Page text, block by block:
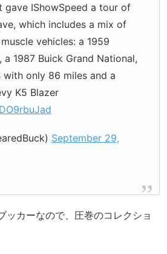
gave IShowSpeed a tour of
which includes a mix of
vehicles: a 1959
a 1987 Buick Grand National,
with only 86 miles and a
K5 Blazer
September 29,
ッカーなので、圧巻のコレクショ